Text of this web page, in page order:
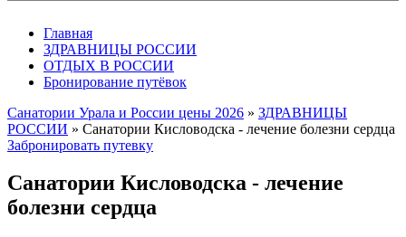
Главная
ЗДРАВНИЦЫ РОССИИ
ОТДЫХ В РОССИИ
Бронирование путёвок
Санатории Урала и России цены 2026 » ЗДРАВНИЦЫ
РОССИИ » Санатории Кисловодска - лечение болезни сердца
Забронировать путевку
Санатории Кисловодска - лечение
болезни сердца